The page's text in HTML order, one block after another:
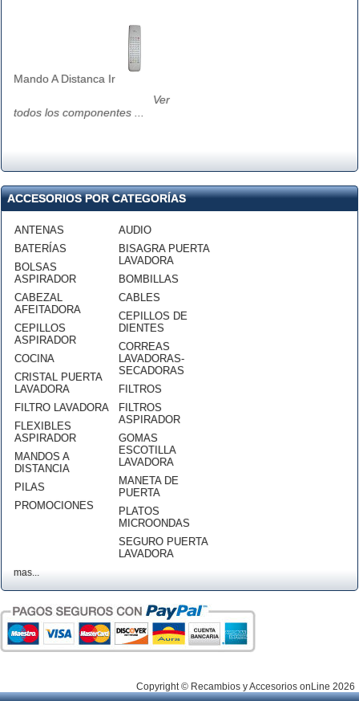
Mando A Distanca Ir
Ver
todos los componentes ...
ACCESORIOS POR CATEGORÍAS
ANTENAS
BATERÍAS
BOLSAS
ASPIRADOR
CABEZAL
AFEITADORA
CEPILLOS
ASPIRADOR
COCINA
CRISTAL PUERTA
LAVADORA
FILTRO LAVADORA
FLEXIBLES
ASPIRADOR
MANDOS A
DISTANCIA
PILAS
PROMOCIONES
AUDIO
BISAGRA PUERTA
LAVADORA
BOMBILLAS
CABLES
CEPILLOS DE
DIENTES
CORREAS
LAVADORAS-
SECADORAS
FILTROS
FILTROS
ASPIRADOR
GOMAS
ESCOTILLA
LAVADORA
MANETA DE
PUERTA
PLATOS
MICROONDAS
SEGURO PUERTA
LAVADORA
mas...
Copyright © Recambios y Accesorios onLine 2026